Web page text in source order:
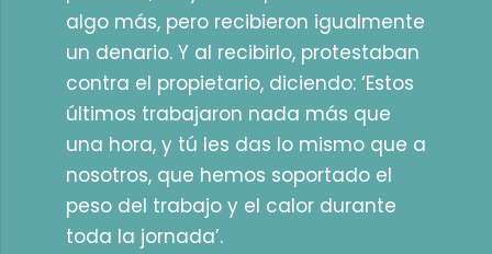
algo más, pero recibieron igualmente
un denario. Y al recibirlo, protestaban
contra el propietario, diciendo: ‘Estos
últimos trabajaron nada más que
una hora, y tú les das lo mismo que a
nosotros, que hemos soportado el
peso del trabajo y el calor durante
toda la jornada’.